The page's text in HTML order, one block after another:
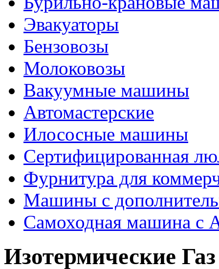
Эвакуаторы
Бензовозы
Молоковозы
Вакуумные машины
Автомастерские
Илососные машины
Сертифицированная
Фурнитура для
Машины с
Самоходная машина с
Изотермические Газ